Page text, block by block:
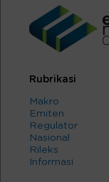
Rubrikasi
Makro
Emiten
Regulator
Nasional
Rileks
Informasi